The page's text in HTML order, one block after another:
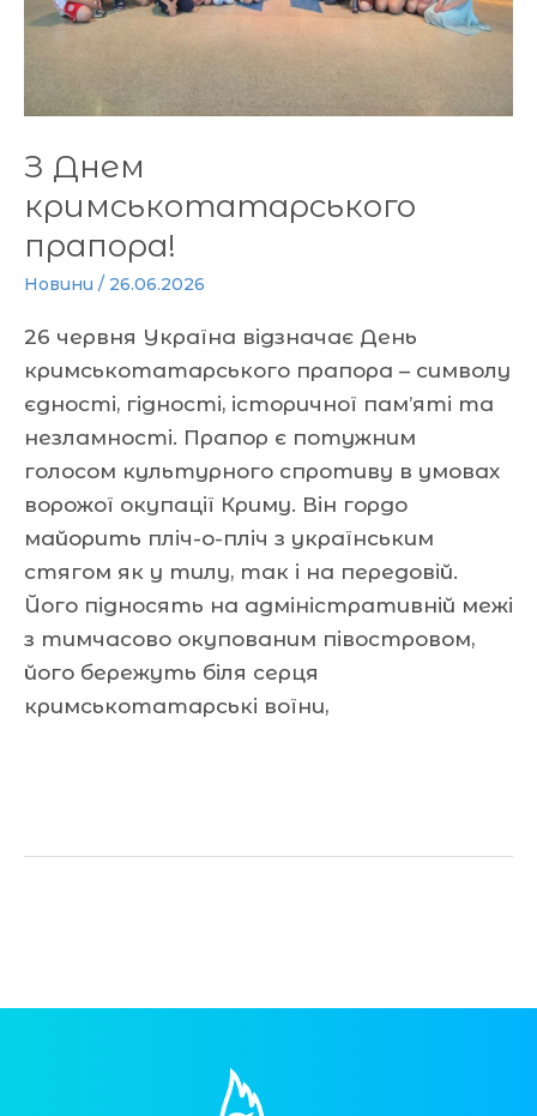
З Днем
кримськотатарського
прапора!
Новини / 26.06.2026
26 червня Україна відзначає День
кримськотатарського прапора – символу
єдності, гідності, історичної пам’яті та
незламності. Прапор є потужним
голосом культурного спротиву в умовах
ворожої окупації Криму. Він гордо
майорить пліч-о-пліч з українським
стягом як у тилу, так і на передовій.
Його підносять на адміністративній межі
з тимчасово окупованим півостровом,
його бережуть біля серця
кримськотатарські воїни,